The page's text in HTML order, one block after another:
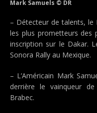
Mark Samuels © DR
– Détecteur de talents, le
les plus prometteurs des
inscription sur le Dakar.
Sonora Rally au Mexique.
– L’Américain Mark
derrière le vainqueur
Brabec.